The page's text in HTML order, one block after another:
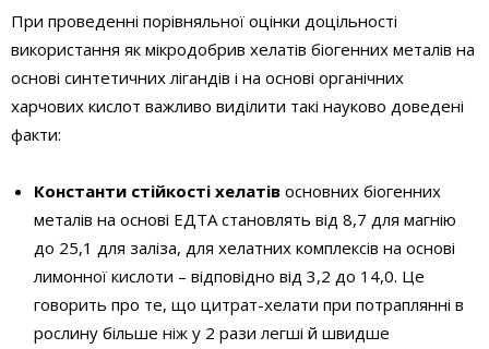
При проведенні порівняльної оцінки доцільності
використання як мікродобрив хелатів біогенних металів на
основі синтетичних лігандів і на основі органічних
харчових кислот важливо виділити такі науково доведені
факти:
Константи стійкості хелатів основних біогенних
металів на основі ЕДТА становлять від 8,7 для магнію
до 25,1 для заліза, для хелатних комплексів на основі
лимонної кислоти – відповідно від 3,2 до 14,0. Це
говорить про те, що цитрат-хелати при потраплянні в
рослину більше ніж у 2 рази легші й швидше